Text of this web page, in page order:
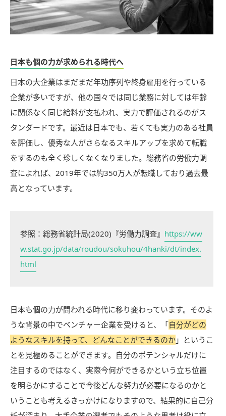
日本も個の力が求められる時代へ
日本の大企業はまだまだ年功序列や終身雇用を行っている
企業が多いですが、他の国々では同じ業務に対しては年齢
に関係なく同じ給料が支払われ、実力で評価されるのがス
タンダードです。最近は日本でも、若くても実力のある社員
を評価し、優秀な人がさらなるスキルアップを求めて転職
をするのも全く珍しくなくなりました。総務省の労働力調
査によれば、2019年では約350万人が転職しており過去最
高となっています。
参照：総務省統計局(2020)『労働力調査』 https://ww
w.stat.go.jp/data/roudou/sokuhou/4hanki/dt/index.
html
日本も個の力が問われる時代に移り変わっています。そのよ
うな背景の中でベンチャー企業を受けると、「自分がどの
ようなスキルを持って、どんなことができるのか 」というこ
とを見極めることができます。自分のポテンシャルだけに
注目するのではなく、実際今何ができるかという立ち位置
を明らかにすることで今後どんな努力が必要になるのかと
いうことも考えるきっかけになりますので、結果的に自己分